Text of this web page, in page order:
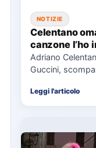
NOTIZIE
Celentano
canzone l’ho
Adriano
Guccini,
"Vite" che…
Leggi l'articolo